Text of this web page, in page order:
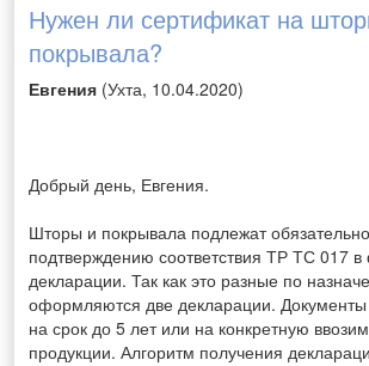
Нужен ли сертификат на
покрывала?
Евгения (Ухта, 10.04.2020)
Добрый день, Евгения.
Шторы и покрывала подлежат
подтверждению соответствия ТР ТС 017
декларации. Так как это разные по
оформляются две декларации.
на срок до 5 лет или на конкретную
продукции. Алгоритм получения